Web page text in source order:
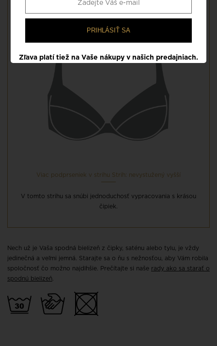
kopíruje vaše poprsie. Decentná čipka pozdĺž výstrihu zdôrazní
Viac podprseniek v strihu Strih: nevystužený vyšší
V tomto strihu sa snúbi jednoduchosť vypracovania s krásou
čipiek.
Nech už je Vaša spodná bielizeň z čipky, saténu alebo tylu, je vždy
jedinečná a veľmi jemná. Starajte sa o ňu s nežnosťou, aby Vám robila
spoločnosť čo možno najdlhšie. Prečítajte si naše rady ako sa starať o
spodnú bielizeň
PRIHLÁSIŤ SA
Zľava platí tiež na Vaše nákupy v našich predajniach.